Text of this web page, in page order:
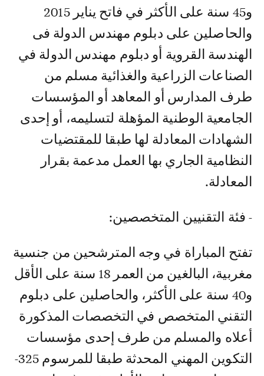
و45 سنة على الأكثر في فاتح يناير 2015
والحاصلين على دبلوم مهندس الدولة فى
الهندسة القروية أو دبلوم مهندس الدولة في
الصناعات الزراعية والغذائية مسلم من
طرف المدارس أو المعاهد أو المؤسسات
الجامعية الوطنية المؤهلة لتسليمه، أو إحدى
الشهادات المعادلة لها طبقا للمقتضيات
النظامية الجاري بها العمل مدعمة بقرار
المعادلة.
- فئة التقنيين المتخصصين:
تفتح المباراة في وجه المترشحين من جنسية
مغربية، البالغين من العمر 18 سنة على الأقل
و40 سنة على الأكثر، والحاصلين على دبلوم
التقني المتخصص في التخصصات المذكورة
أعلاه والمسلم من طرف إحدى مؤسسات
التكوين المهني المحدثة طبقا للمرسوم 325-